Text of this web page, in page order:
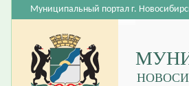
Муниципальный портал г.